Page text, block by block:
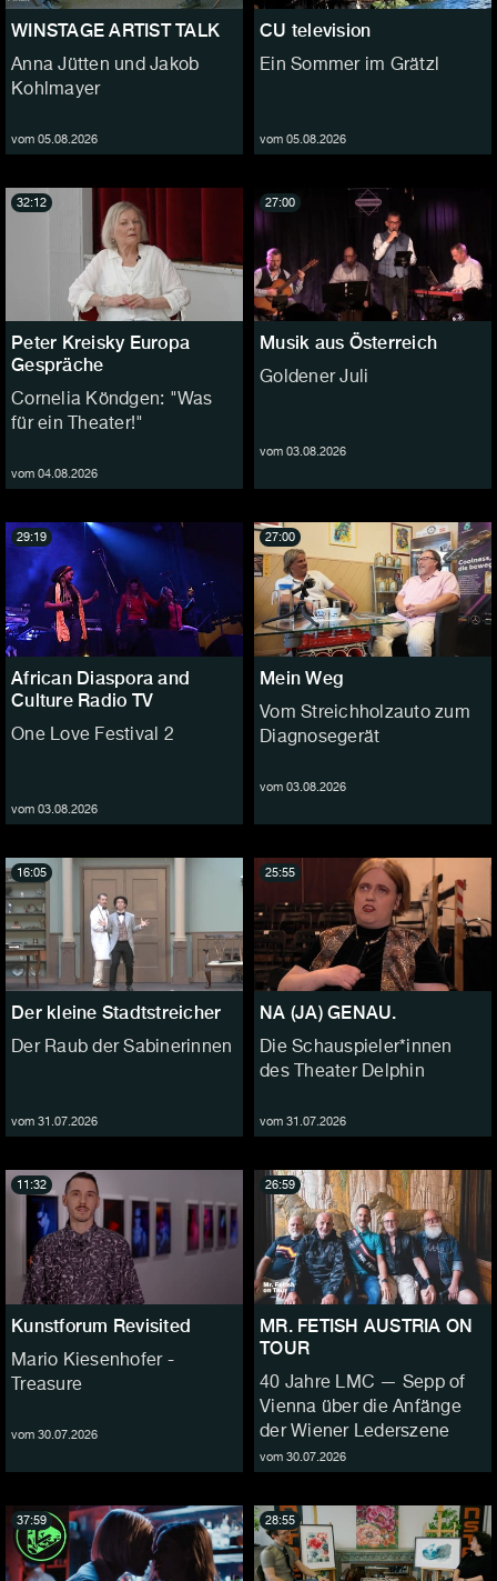
WINSTAGE ARTIST TALK
Anna Jütten und Jakob
Kohlmayer
vom 05.08.2026
CU television
Ein Sommer im Grätzl
vom 05.08.2026
Peter Kreisky Europa
Gespräche
Cornelia Köndgen: "Was
für ein Theater!"
vom 04.08.2026
32:12
Musik aus Österreich
Goldener Juli
vom 03.08.2026
27:00
African Diaspora and
Culture Radio TV
One Love Festival 2
vom 03.08.2026
29:19
Mein Weg
Vom Streichholzauto zum
Diagnosegerät
vom 03.08.2026
27:00
Der kleine Stadtstreicher
Der Raub der Sabinerinnen
vom 31.07.2026
16:05
NA (JA) GENAU.
Die Schauspieler*innen
des Theater Delphin
vom 31.07.2026
25:55
Kunstforum Revisited
Mario Kiesenhofer -
Treasure
vom 30.07.2026
11:32
MR. FETISH AUSTRIA ON
TOUR
40 Jahre LMC — Sepp of
Vienna über die Anfänge
der Wiener Lederszene
vom 30.07.2026
26:59
37:59 28:55